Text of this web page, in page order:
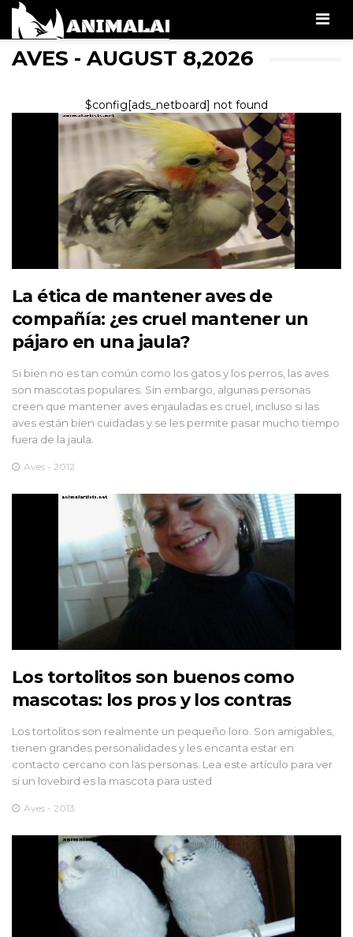
AVES - AUGUST 8,2026
$config[ads_netboard] not found
La ética de mantener aves de
compañía: ¿es cruel mantener un
pájaro en una jaula?
Si bien no es tan común como los gatos y los perros, las aves
son mascotas populares. Sin embargo, algunas personas
creen que mantener aves enjauladas es cruel, incluso si las
aves están bien cuidadas y se les permite pasar mucho tiempo
fuera de la jaula.
Aves - 2012
Los tortolitos son buenos como
mascotas: los pros y los contras
Los tortolitos son realmente un pequeño loro. Son amigables,
tienen grandes personalidades y les encanta estar en
contacto cercano con las personas. Lea este artículo para ver
si un lovebird es la mascota para usted
Aves - 2013